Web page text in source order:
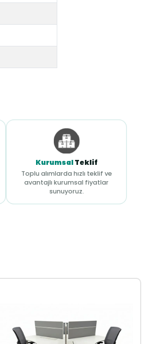
KurumsalTeklif
Toplu alımlarda hızlı teklif ve
avantajlı kurumsal fiyatlar
sunuyoruz.